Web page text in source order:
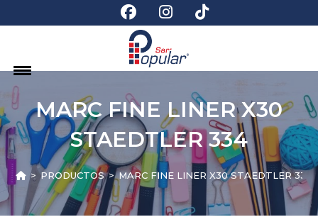
MARC FINE LINER X30
STAEDTLER 334
> PRODUCTOS > MARC FINE LINER X30 STAEDTLER 334